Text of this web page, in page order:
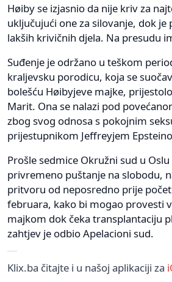
Høiby se izjasnio da nije kriv za
uključujući one za silovanje, dok je
lakših krivičnih djela. Na presudu
Suđenje je održano u teškom
kraljevsku porodicu, koja se
bolešću Høibyjeve majke,
Marit. Ona se nalazi pod
zbog svog odnosa s pokojnim
prijestupnikom Jeffreyjem
Prošle sedmice Okružni sud u
privremeno puštanje na slobodu,
pritvoru od neposredno prije
februara, kako bi mogao provesti
majkom dok čeka transplantaciju
zahtjev je odbio Apelacioni sud.
Klix.ba čitajte i u našoj aplikaciji za